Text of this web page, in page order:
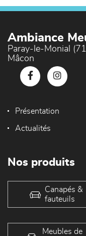
Ambiance
Paray-le-Monial
Mâcon
Présentation
Actualités
Nos produits
Canapés &
fauteuils
Meubles de